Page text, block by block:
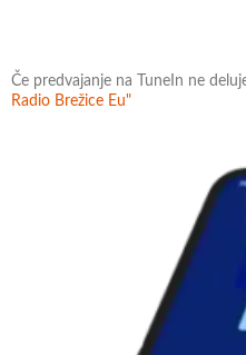
Če predvajanje na TuneIn ne
Radio Brežice Eu"